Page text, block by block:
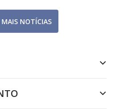
MAIS NOTÍCIAS